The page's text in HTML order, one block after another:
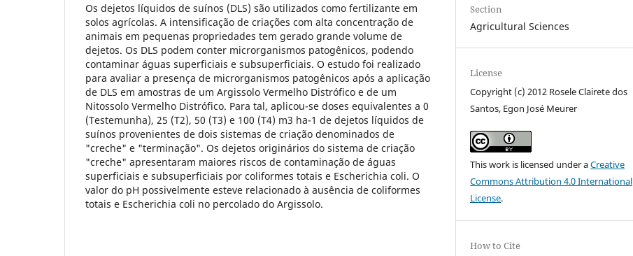
Os dejetos líquidos de suínos (DLS) são utilizados como fertilizante em
solos agrícolas. A intensificação de criações com alta concentração de
animais em pequenas propriedades tem gerado grande volume de
dejetos. Os DLS podem conter microrganismos patogênicos, podendo
contaminar águas superficiais e subsuperficiais. O estudo foi realizado
para avaliar a presença de microrganismos patogênicos após a aplicação
de DLS em amostras de um Argissolo Vermelho Distrófico e de um
Nitossolo Vermelho Distrófico. Para tal, aplicou-se doses equivalentes a 0
(Testemunha), 25 (T2), 50 (T3) e 100 (T4) m3 ha-1 de dejetos líquidos de
suínos provenientes de dois sistemas de criação denominados de
"creche" e "terminação". Os dejetos originários do sistema de criação
"creche" apresentaram maiores riscos de contaminação de águas
superficiais e subsuperficiais por coliformes totais e Escherichia coli. O
valor do pH possivelmente esteve relacionado à ausência de coliformes
totais e Escherichia coli no percolado do Argissolo.
Section
Agricultural Sciences
License
Copyright (c) 2012 Rosele Clairete dos
Santos, Egon José Meurer
This work is licensed under aCreative
Commons Attribution 4.0 International
License.
How to Cite